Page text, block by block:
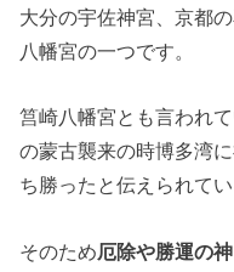
大分の宇佐神宮、京都
八幡宮の一つです。
筥崎八幡宮とも言われ
の蒙古襲来の時博多湾
ち勝ったと伝えられてい
そのため厄除や勝運の神